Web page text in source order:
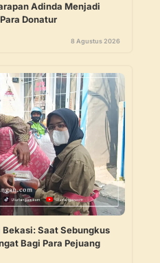
Adinda Menjadi
Donatur
8 Agustus 2026
Saat Sebungkus
Bagi Para Pejuang